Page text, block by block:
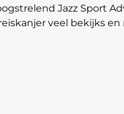
Jazz Sport
veel bekijks